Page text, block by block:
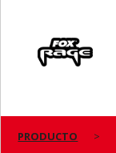
PRODUCTO